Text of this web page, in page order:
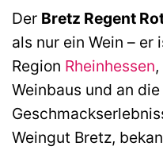
Der Bretz Regent
als nur ein Wein – er
Region Rheinhessen
Weinbaus und an
Weingut Bretz,